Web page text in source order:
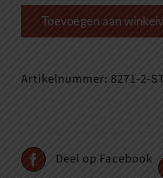
aantal
Toevoegen aan
Artikelnummer: 8271-2-
Deel op Facebook